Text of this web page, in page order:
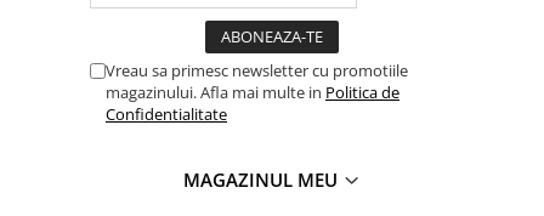
Încărcătorul este echipat cu un cip inteligent, care întrerupe
alimentarea în cazul unor situații nedorite care pot duce la
pericole.
Procesorul protejează împotriva:
- scurt circuit,
- tensiune prea mică/mare
Vreau sa primesc newsletter cu promotiile
magazinului. Afla mai multe in Politica de
Confidentialitate
MAGAZINUL MEU